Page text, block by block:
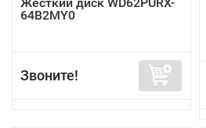
64B2MY0
Звоните!